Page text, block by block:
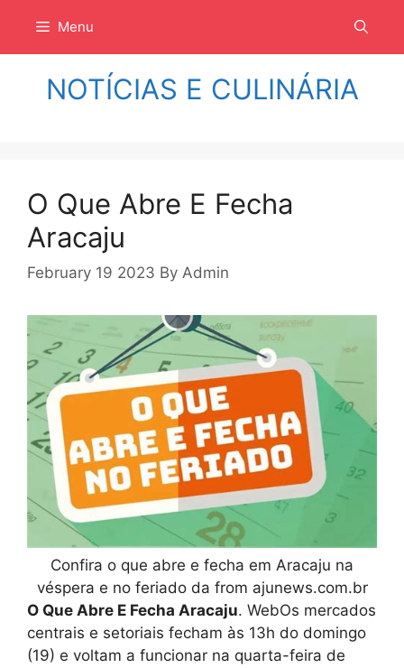
isi
Menu
NOTÍCIAS E CULINÁRIA
O Que Abre E Fecha
Aracaju
February 19 2023 By Admin
Confira o que abre e fecha em Aracaju na
véspera e no feriado da from ajunews.com.br
O Que Abre E Fecha Aracaju. WebOs mercados
centrais e setoriais fecham às 13h do domingo
(19) e voltam a funcionar na quarta-feira de